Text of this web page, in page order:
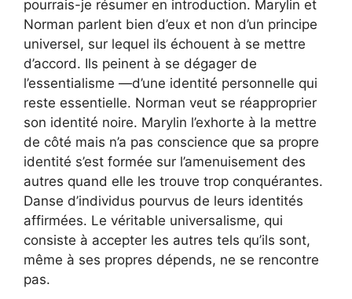
pourrais-je résumer en introduction. Marylin et
Norman parlent bien d’eux et non d’un principe
universel, sur lequel ils échouent à se mettre
d’accord. Ils peinent à se dégager de
l’essentialisme —d’une identité personnelle qui
reste essentielle. Norman veut se réapproprier
son identité noire. Marylin l’exhorte à la mettre
de côté mais n’a pas conscience que sa propre
identité s’est formée sur l’amenuisement des
autres quand elle les trouve trop conquérantes.
Danse d’individus pourvus de leurs identités
affirmées. Le véritable universalisme, qui
consiste à accepter les autres tels qu’ils sont,
même à ses propres dépends, ne se rencontre
pas.